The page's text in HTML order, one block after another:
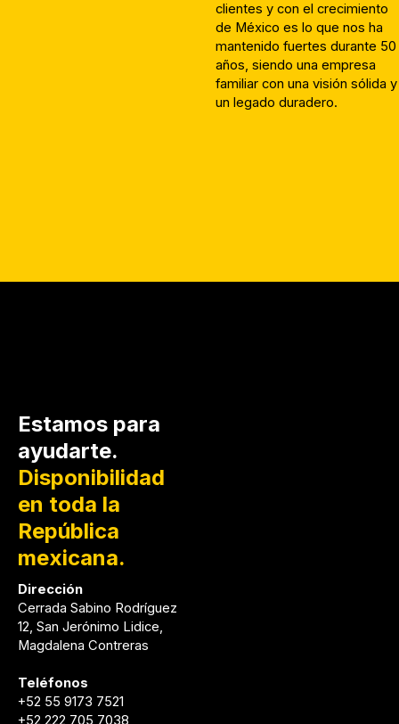
clientes y con el crecimiento
de México es lo que nos ha
mantenido fuertes durante 50
años, siendo una empresa
familiar con una visión sólida y
un legado duradero.
Estamos para
ayudarte.
Disponibilidad
en toda la
República
mexicana.
Dirección
Cerrada Sabino Rodríguez
12, San Jerónimo Lidice,
Magdalena Contreras
Teléfonos
+52 ⁠55 9173 7521
+52 222 705 7038